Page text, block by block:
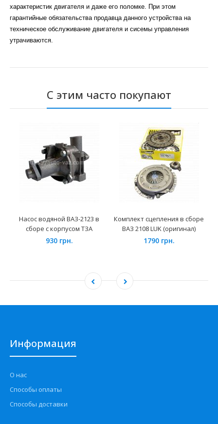
характеристик двигателя и даже его поломке. При этом
гарантийные обязательства продавца данного устройства на
техническое обслуживание двигателя и сисемы управления
утрачиваются.
С этим часто покупают
Насос водяной ВАЗ-2123 в
сборе с корпусом ТЗА
930 грн.
Комплект сцепления в сборе
ВАЗ 2108 LUK (оригинал)
1790 грн.
Информация
О нас
Способы оплаты
Способы доставки